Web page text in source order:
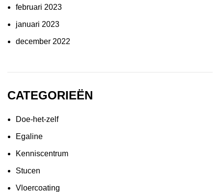
februari 2023
januari 2023
december 2022
CATEGORIEËN
Doe-het-zelf
Egaline
Kenniscentrum
Stucen
Vloercoating